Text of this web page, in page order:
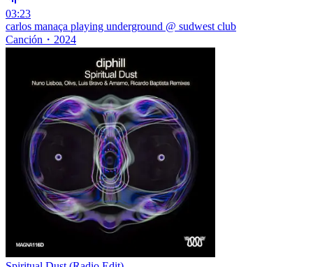
03:23
carlos manaça playing underground @ sudwest club
Canción ・ 2024